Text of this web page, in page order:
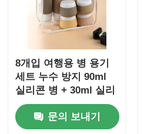
8개입 여행용 병 용기
세트 누수 방지 90ml
실리콘 병 + 30ml 실리
콘 용기
문의 보내기